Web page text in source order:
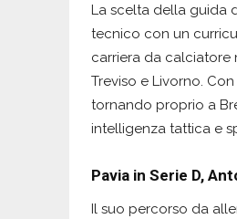
La scelta della guida
tecnico con un
carriera da calciatore
Treviso e Livorno.
tornando proprio a
intelligenza tattica e
Pavia in Serie D,
Il suo percorso da